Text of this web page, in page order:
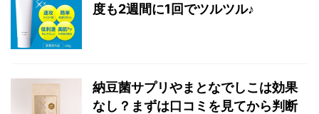
度も2週間に1回でツルツル♪
納豆菌サプリやまとなでしこは効果
なし？まずは口コミを見てから判断